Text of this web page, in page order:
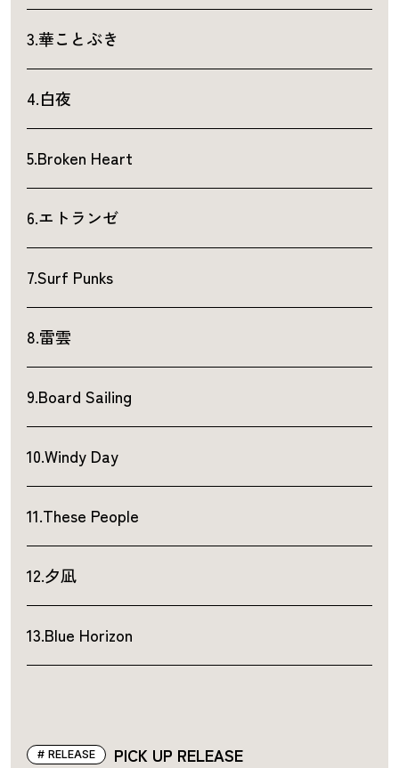
3.華ことぶき
4.白夜
5.Broken Heart
6.エトランゼ
7.Surf Punks
8.雷雲
9.Board Sailing
10.Windy Day
11.These People
12.夕凪
13.Blue Horizon
PICK UP RELEASE
RELEASE